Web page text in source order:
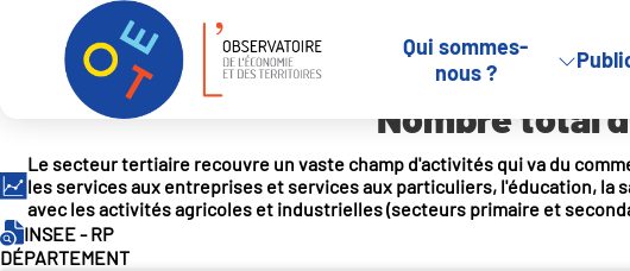
Panneau de gestion des cookies
Qui sommes-
nous ?
Outils et services Indicateurs en open data Nombre total
Nombre total
Le secteur tertiaire recouvre un vaste champ d'activités qui va du
les services aux entreprises et services aux particuliers, l'éducation,
avec les activités agricoles et industrielles (secteurs primaire et
INSEE - RP
DÉPARTEMENT